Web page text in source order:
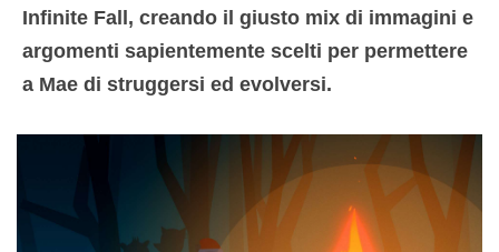
Infinite Fall, creando il giusto mix di immagini e
argomenti sapientemente scelti per permettere
a Mae di struggersi ed evolversi.